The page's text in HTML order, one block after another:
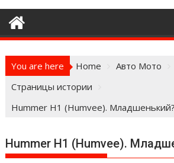
You are here Home
Авто Мото
Страницы истории
Hummer H1 (Humvee). Младшенький?
Hummer H1 (Humvee).